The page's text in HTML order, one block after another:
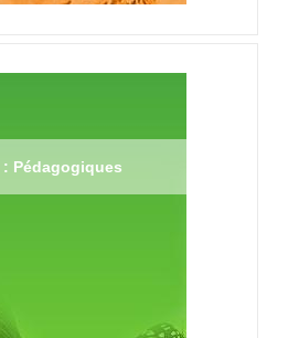
Pédagogiques